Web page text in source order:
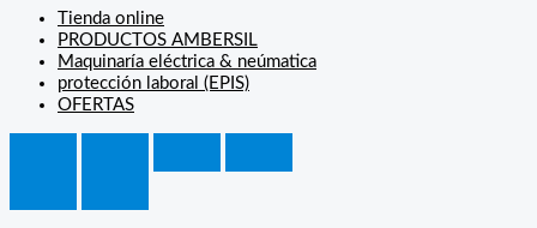
Tienda online
PRODUCTOS AMBERSIL
Maquinaría eléctrica & neúmatica
protección laboral (EPIS)
OFERTAS